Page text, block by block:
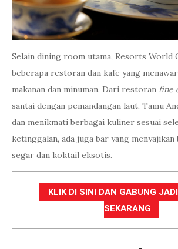
Selain dining room utama, Resorts World
beberapa restoran dan kafe yang
makanan dan minuman. Dari restoran fine
santai dengan pemandangan laut, Tamu
dan menikmati berbagai kuliner sesuai
ketinggalan, ada juga bar yang
segar dan koktail eksotis.
KLIK DI SINI DAN GABUNG
SEKARANG